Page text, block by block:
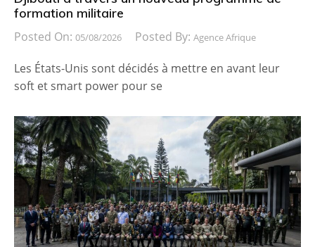
formation militaire
Posted On: 05/08/2026 Posted By: Agence Afrique
Les États-Unis sont décidés à mettre en avant leur
soft et smart power pour se